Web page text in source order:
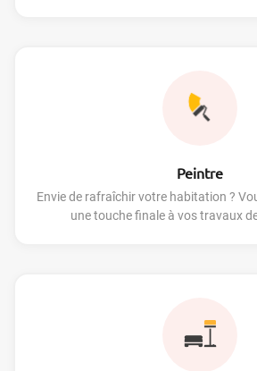
Peintre
Envie de rafraîchir votre habitation ?
une touche finale à vos travaux